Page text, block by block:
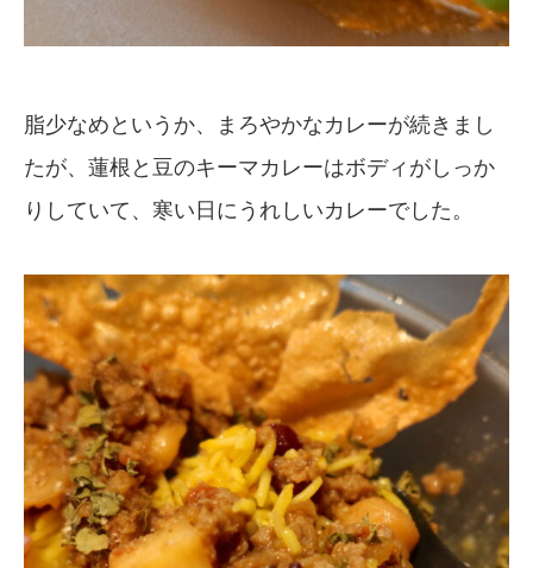
脂少なめというか、まろやかなカレーが続きまし
たが、蓮根と豆のキーマカレーはボディがしっか
りしていて、寒い日にうれしいカレーでした。